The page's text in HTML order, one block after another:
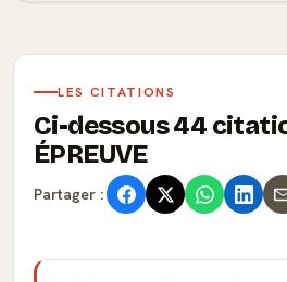
LES CITATIONS
Ci-dessous 44
ÉPREUVE
Partager :